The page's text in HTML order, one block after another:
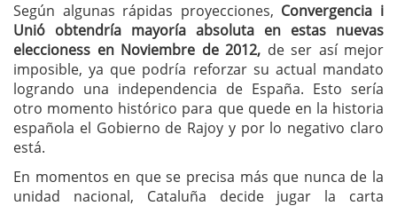
Según algunas rápidas proyecciones, Convergencia i
Unió obtendría mayoría absoluta en estas nuevas
eleccioness en Noviembre de 2012, de ser así mejor
imposible, ya que podría reforzar su actual mandato
logrando una independencia de España. Esto sería
otro momento histórico para que quede en la historia
española el Gobierno de Rajoy y por lo negativo claro
está.
En momentos en que se precisa más que nunca de la
unidad nacional, Cataluña decide jugar la carta